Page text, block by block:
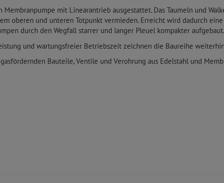
mit Linearantrieb ausgestattet. Das Taumeln und
oberen und unteren Totpunkt vermieden. Erreicht wird dadurch
durch den Wegfall starrer und langer Pleuel kompakter aufgebaut.
und wartungsfreier Betriebszeit zeichnen die Baureihe
Bauteile, Ventile und Verohrung aus Edelstahl und